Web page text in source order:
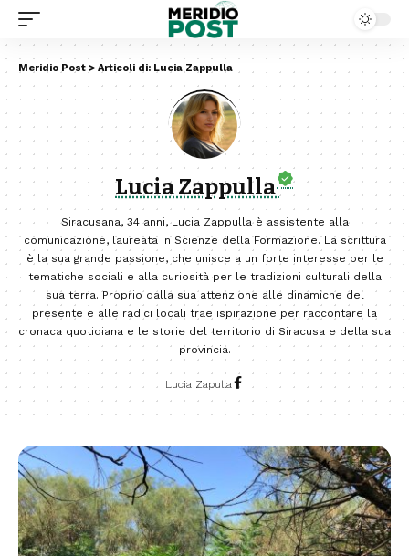
Meridio Post > Articoli di: Lucia Zappulla
Lucia Zappulla
Siracusana, 34 anni, Lucia Zappulla è assistente alla
comunicazione, laureata in Scienze della Formazione. La scrittura
è la sua grande passione, che unisce a un forte interesse per le
tematiche sociali e alla curiosità per le tradizioni culturali della
sua terra. Proprio dalla sua attenzione alle dinamiche del
presente e alle radici locali trae ispirazione per raccontare la
cronaca quotidiana e le storie del territorio di Siracusa e della sua
provincia.
Lucia Zapulla